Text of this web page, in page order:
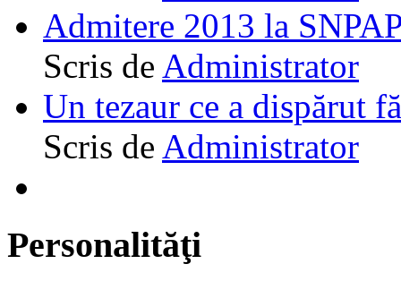
Admitere 2013 la
Scris de Administrator
Un tezaur ce a dispărut
Scris de Administrator
Personalităţi